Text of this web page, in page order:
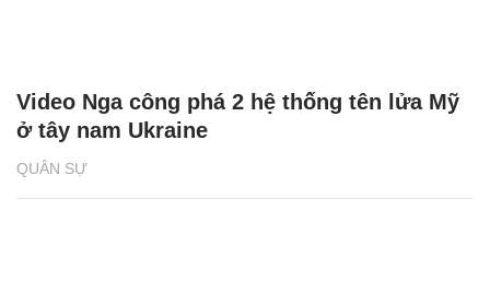
QUÂN SỰ
Video Nga công phá 2 hệ thống tên lửa Mỹ
ở tây nam Ukraine